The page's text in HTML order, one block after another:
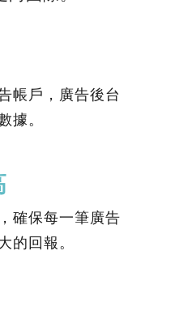
帳戶，廣告後台
據。
確保每一筆廣告
的回報。